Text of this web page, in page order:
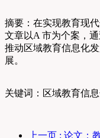
摘要：在实现教育现
文章以A 市为个案，
推动区域教育信息化
展。
关键词：区域教育信
上一页 : 论文：